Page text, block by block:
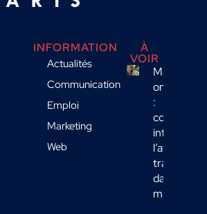
INFORMATION
Actualités
Communication
Emploi
Marketing
Web
À
VOIR
Marketing
omnicanal
:
comment
intégrer
l’affichage
transport
dans votre
mix média